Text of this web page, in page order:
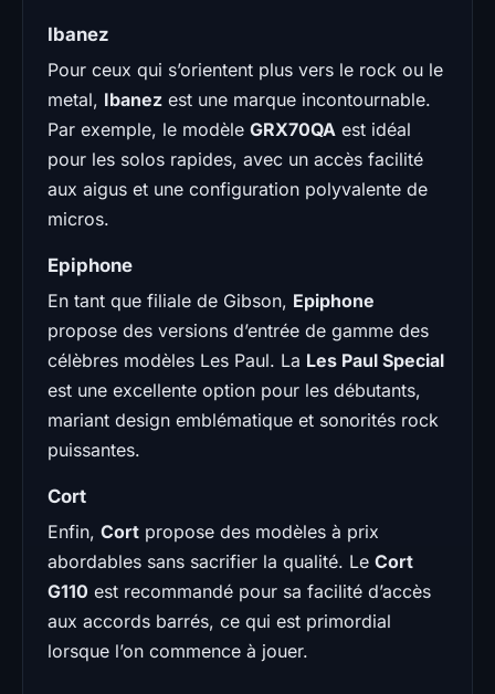
Ibanez
Pour ceux qui s’orientent plus vers le rock ou le
metal, Ibanez est une marque incontournable.
Par exemple, le modèle GRX70QA est idéal
pour les solos rapides, avec un accès facilité
aux aigus et une configuration polyvalente de
micros.
Epiphone
En tant que filiale de Gibson, Epiphone
propose des versions d’entrée de gamme des
célèbres modèles Les Paul. La Les Paul Special
est une excellente option pour les débutants,
mariant design emblématique et sonorités rock
puissantes.
Cort
Enfin, Cort propose des modèles à prix
abordables sans sacrifier la qualité. Le Cort
G110 est recommandé pour sa facilité d’accès
aux accords barrés, ce qui est primordial
lorsque l’on commence à jouer.